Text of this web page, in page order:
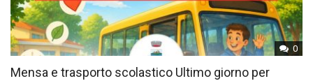
0
Mensa e trasporto scolastico Ultimo giorno per